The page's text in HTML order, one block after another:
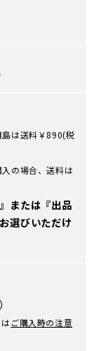
は送料￥890(税
の場合、送料は
または『出品
選びいただけ
ご購入時の注意